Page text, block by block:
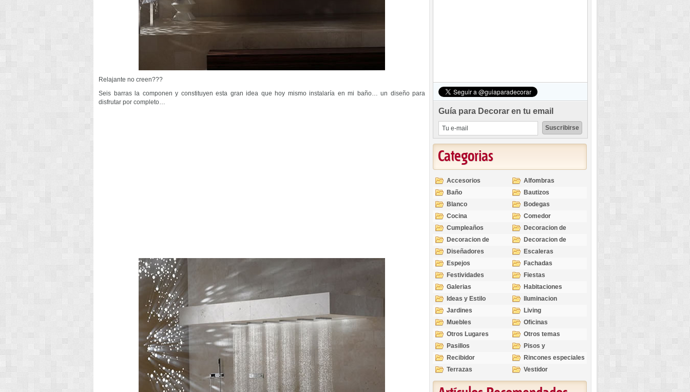
Relajante no creen???
Seis barras la componen y constituyen esta gran idea que hoy mismo instalaría en mi baño… un diseño para
disfrutar por completo…
Guía para Decorar en tu email
Categorias
Accesorios
Alfombras
Baño
Bautizos
Blanco
Bodegas
Cocina
Comedor
Cumpleaños
Decoracion de
Exteriores
Decoracion de
Interiores
Decoracion de
Ocasiones
Diseñadores
Escaleras
Espejos
Fachadas
Festividades
Fiestas
Galerias
Habitaciones
Ideas y Estilo
Iluminacion
Jardines
Living
Muebles
Oficinas
Otros Lugares
Otros temas
Pasillos
Pisos y
revestimientos
Recibidor
Rincones especiales
Terrazas
Vestidor